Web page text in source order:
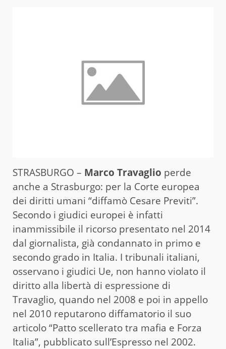
STRASBURGO – Marco Travaglio perde
anche a Strasburgo: per la Corte europea
dei diritti umani “diffamò Cesare Previti”.
Secondo i giudici europei è infatti
inammissibile il ricorso presentato nel 2014
dal giornalista, già condannato in primo e
secondo grado in Italia. I tribunali italiani,
osservano i giudici Ue, non hanno violato il
diritto alla libertà di espressione di
Travaglio, quando nel 2008 e poi in appello
nel 2010 reputarono diffamatorio il suo
articolo “Patto scellerato tra mafia e Forza
Italia”, pubblicato sull’Espresso nel 2002.